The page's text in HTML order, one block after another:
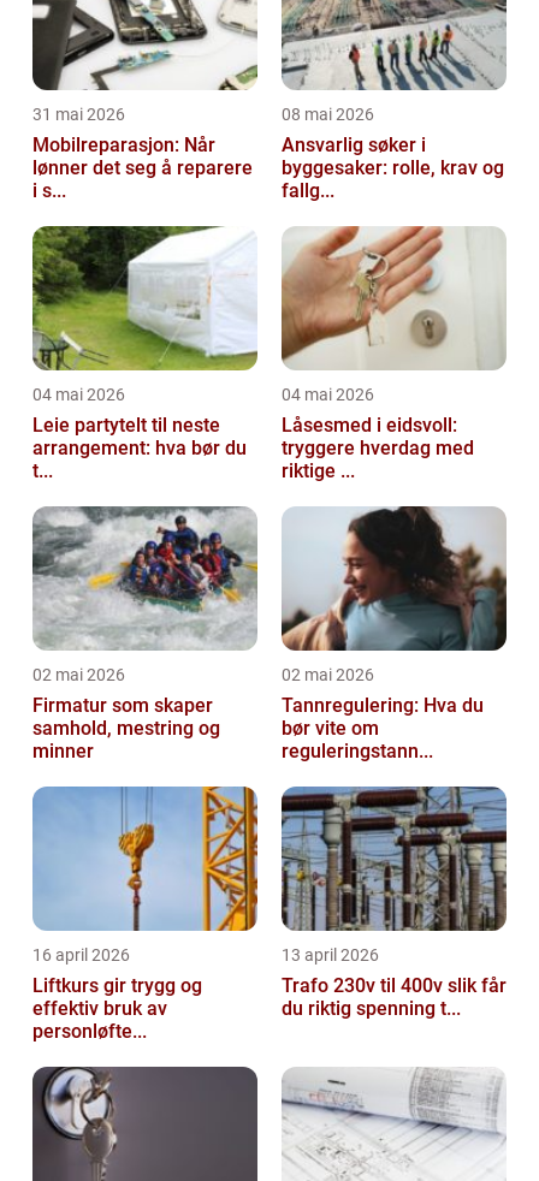
31 mai 2026
Mobilreparasjon: Når
lønner det seg å reparere
i s...
08 mai 2026
Ansvarlig søker i
byggesaker: rolle, krav og
fallg...
04 mai 2026
Leie partytelt til neste
arrangement: hva bør du
t...
04 mai 2026
Låsesmed i eidsvoll:
tryggere hverdag med
riktige ...
02 mai 2026
Firmatur som skaper
samhold, mestring og
minner
02 mai 2026
Tannregulering: Hva du
bør vite om
reguleringstann...
16 april 2026
Liftkurs gir trygg og
effektiv bruk av
personløfte...
13 april 2026
Trafo 230v til 400v slik får
du riktig spenning t...